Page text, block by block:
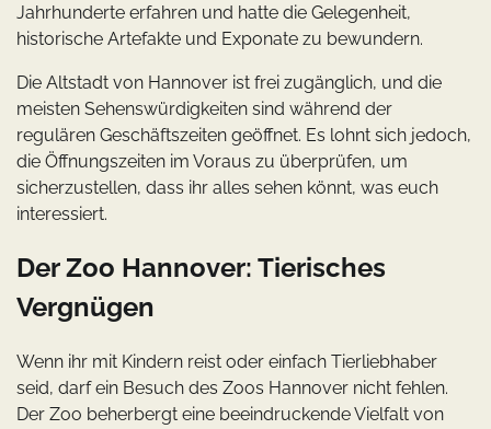
Jahrhunderte erfahren und hatte die Gelegenheit,
historische Artefakte und Exponate zu bewundern.
Die Altstadt von Hannover ist frei zugänglich, und die
meisten Sehenswürdigkeiten sind während der
regulären Geschäftszeiten geöffnet. Es lohnt sich jedoch,
die Öffnungszeiten im Voraus zu überprüfen, um
sicherzustellen, dass ihr alles sehen könnt, was euch
interessiert.
Der Zoo Hannover: Tierisches
Vergnügen
Wenn ihr mit Kindern reist oder einfach Tierliebhaber
seid, darf ein Besuch des Zoos Hannover nicht fehlen.
Der Zoo beherbergt eine beeindruckende Vielfalt von